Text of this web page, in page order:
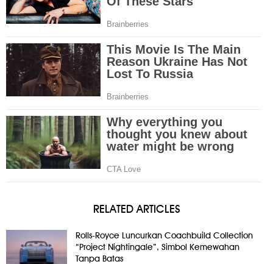
RELATED ARTICLES
Rolls-Royce Luncurkan Coachbuild Collection
“Project Nightingale”, Simbol Kemewahan
Tanpa Batas